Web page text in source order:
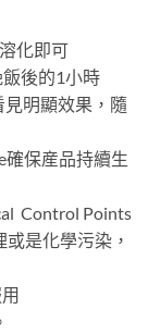
化即可
後的1小時
明顯效果，隨
確保産品持續生
Control Points
是化學污染，